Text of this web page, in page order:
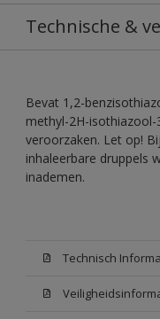
Technische &
Bevat 1,2-
methyl-2H-isothiazool-
veroorzaken. Let op!
inhaleerbare druppels
inademen.
Technisch